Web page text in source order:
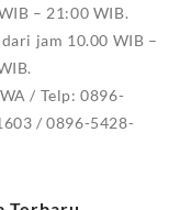
– 21:00 WIB.
jam 10.00 WIB –
/ Telp: 0896-
/ 0896-5428-